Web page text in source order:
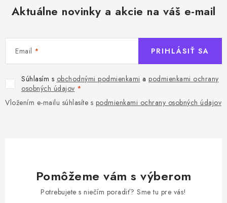
Aktuálne novinky a akcie na váš e-mail
Email
Súhlasím s obchodnými podmienkami a podmienkami ochrany
osobných údajov
Vložením e-mailu súhlasíte s podmienkami ochrany osobných údajov
PRIHLÁSIŤ SA
Pomôžeme vám s výberom
Potrebujete s niečím poradiť? Sme tu pre vás!